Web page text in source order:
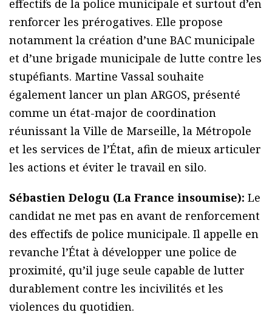
effectifs de la police municipale et surtout d’en
renforcer les prérogatives. Elle propose
notamment la création d’une BAC municipale
et d’une brigade municipale de lutte contre les
stupéfiants. Martine Vassal souhaite
également lancer un plan ARGOS, présenté
comme un état-major de coordination
réunissant la Ville de Marseille, la Métropole
et les services de l’État, afin de mieux articuler
les actions et éviter le travail en silo.
Sébastien Delogu (La France insoumise): Le
candidat ne met pas en avant de renforcement
des effectifs de police municipale. Il appelle en
revanche l’État à développer une police de
proximité, qu’il juge seule capable de lutter
durablement contre les incivilités et les
violences du quotidien.